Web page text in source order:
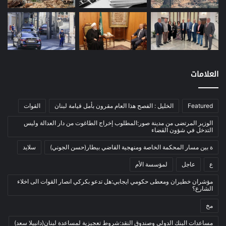
تنفيذ مقترح اتفاق واشنطن الجديد”.
وشدد على أن “كبار المسؤولين من
حكوماتنا سيجتمعون مرة أخرى في القاهرة
قبل نهاية الأسبوع المقبل، آملين التوصل
وأكد البيان أن الطريق الآن “أصبح ممهدا
لتحقيق هذه النتيجة، وإنقاذ الأرواح، وتقديم
الإقليمية”.
في الحركة، أن ما أُبلغوا به عن نتائج
اجتماعات الدوحة “لا يتضمن الالتزام بما
معادن
(1)
موازنة
(4)
نفط
(91)
اتصالات
(26)
بيئة
ثقافة
(1٬227)
أدب وشعر
بروفايل
تربية وتعليم
(73)
العلامات
Featured الخليل : الفصح هذا العام مقرون بأمل قيامة لبنان القوات
الوزير المرتضى من مدينة صور:المطلوب إخراج الطاغوت من دار العدالة وليس
التدخل في شؤون القضاء
ة بين مسار المحكمة الخاصة ومنهجية القاضي بيطار(حسن الجوني) سلايد
ع عاجل لمؤسسة الأم
مؤشران خطيران ومعطى حكومي ايجابي:هل تدعو بكركي انصار القوات الى اخلاء
الشارع؟
مخ
مساعدات البنك الدولي وصندوق النقد:شروط تعجيزية لمساعدة لبنان(دانييلا سعد)